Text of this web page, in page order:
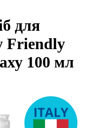
для
Friendly
100 мл